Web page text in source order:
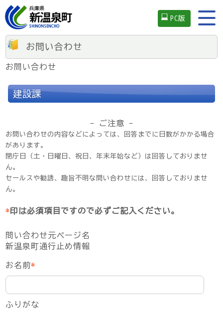
PC版
お問い合わせ
お問い合わせ
建設課
- ご注意 -
お問い合わせの内容などによっては、回答までに日数がかかる場合
があります。
閉庁日（土・日曜日、祝日、年末年始など）は回答しておりませ
ん。
セールスや勧誘、趣旨不明な問い合わせには、回答しておりませ
ん。
*印は必須項目ですので必ずご記入ください。
問い合わせ元ページ名
新温泉町通行止め情報
お名前*
ふりがな